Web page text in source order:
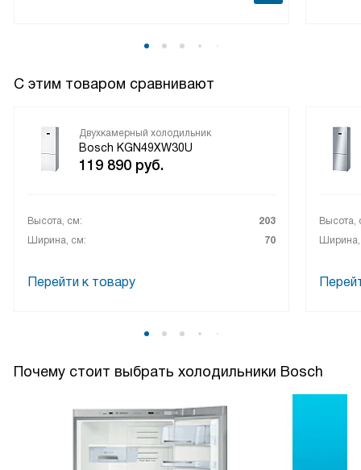
С этим товаром сравнивают
Двухкамерный холодильник
Bosch KGN49XW30U
119 890 руб.
Высота, см:
203
Ширина, см:
70
Перейти к товару
Высота,
Почему стоит выбрать холодильники Bosch